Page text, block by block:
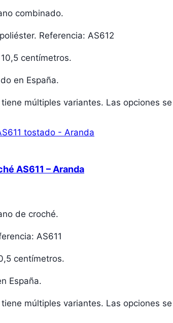
combinado.
Referencia: AS612
centímetros.
en España.
múltiples variantes. Las opciones
AS611 – Aranda
de croché.
AS611
centímetros.
España.
múltiples variantes. Las opciones